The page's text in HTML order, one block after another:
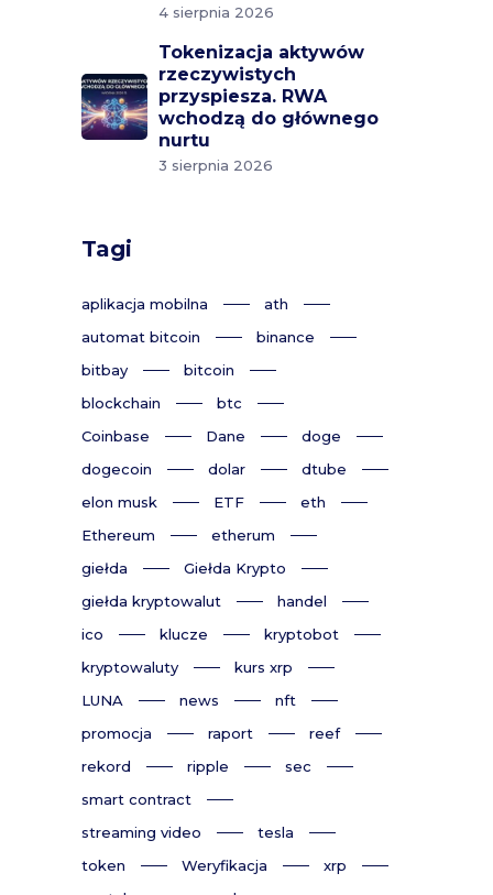
4 sierpnia 2026
Tokenizacja aktywów
rzeczywistych
przyspiesza. RWA
wchodzą do głównego
nurtu
3 sierpnia 2026
Tagi
aplikacja mobilna
ath
automat bitcoin
binance
bitbay
bitcoin
blockchain
btc
Coinbase
Dane
doge
dogecoin
dolar
dtube
elon musk
ETF
eth
Ethereum
etherum
giełda
Giełda Krypto
giełda kryptowalut
handel
ico
klucze
kryptobot
kryptowaluty
kurs xrp
LUNA
news
nft
promocja
raport
reef
rekord
ripple
sec
smart contract
streaming video
tesla
token
Weryfikacja
xrp